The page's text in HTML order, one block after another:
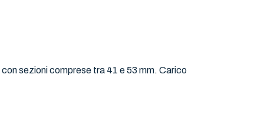
sezioni comprese tra 41 e 53 mm. Carico